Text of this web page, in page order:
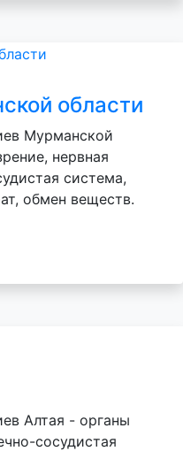
области
Мурманской
нервная
система,
обмен веществ.
Алтая - органы
сосудистая